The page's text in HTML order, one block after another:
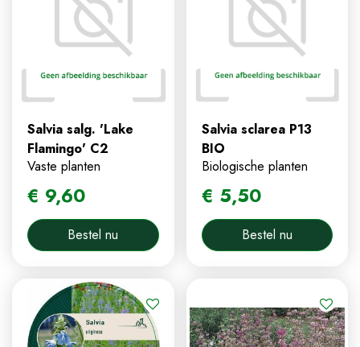
Salvia salg. 'Lake
Flamingo' C2
Vaste planten
€ 9,60
Bestel nu
Salvia sclarea P13
BIO
Biologische planten
€ 5,50
Bestel nu